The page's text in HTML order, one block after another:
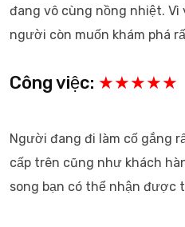
đang vô cùng nồng nhiệt.
người còn muốn khám phá
Công việc: ★★★★★
Người đang đi làm cố gắng
cấp trên cũng như khách
song bạn có thể nhận được